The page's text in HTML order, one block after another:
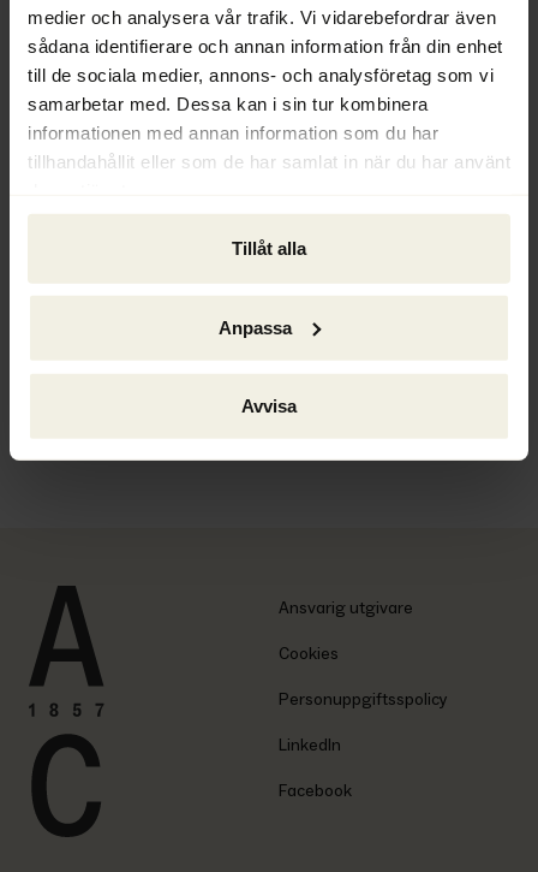
medier och analysera vår trafik. Vi vidarebefordrar även
sådana identifierare och annan information från din enhet
till de sociala medier, annons- och analysföretag som vi
samarbetar med. Dessa kan i sin tur kombinera
informationen med annan information som du har
tillhandahållit eller som de har samlat in när du har använt
Tillåt alla
Anpassa
Avvisa
Frågespalt. | Analysgrupp – Konkursrelaterad
miljörätt. |
Läs Ackordscentralen Nyheter nr 4 här.
Ansvarig utgivare
Cookies
Personuppgiftsspolicy
LinkedIn
Facebook